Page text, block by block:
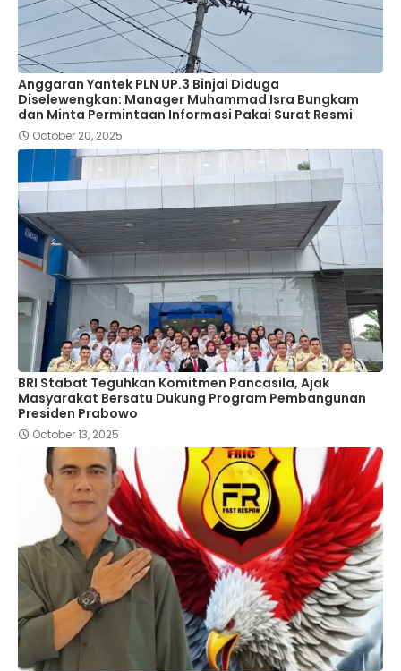
Anggaran Yantek PLN UP.3 Binjai Diduga
Diselewengkan: Manager Muhammad Isra Bungkam
dan Minta Permintaan Informasi Pakai Surat Resmi
October 20, 2025
BRI Stabat Teguhkan Komitmen Pancasila, Ajak
Masyarakat Bersatu Dukung Program Pembangunan
Presiden Prabowo
October 13, 2025